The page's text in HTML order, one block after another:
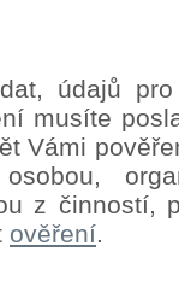
údajů
musíte
Vámi
z činností,
ověření.